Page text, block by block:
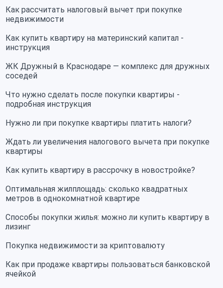
Как рассчитать налоговый вычет при покупке
недвижимости
Как купить квартиру на материнский капитал -
инструкция
ЖК Дружный в Краснодаре — комплекс для дружных
соседей
Что нужно сделать после покупки квартиры -
подробная инструкция
Нужно ли при покупке квартиры платить налоги?
Ждать ли увеличения налогового вычета при покупке
квартиры
Как купить квартиру в рассрочку в новостройке?
Оптимальная жилплощадь: сколько квадратных
метров в однокомнатной квартире
Способы покупки жилья: можно ли купить квартиру в
лизинг
Покупка недвижимости за криптовалюту
Как при продаже квартиры пользоваться банковской
ячейкой